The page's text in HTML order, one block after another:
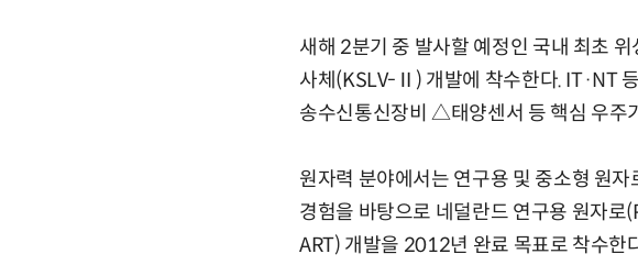
새해 2분기 중 발사할 예정인 국내 최초
사체(KSLV-Ⅱ) 개발에 착수한다. IT·NT
송수신통신장비 △태양센서 등 핵심 우주
원자력 분야에서는 연구용 및 중소형 원자
경험을 바탕으로 네덜란드 연구용 원자로
ART) 개발을 2012년 완료 목표로 착수한